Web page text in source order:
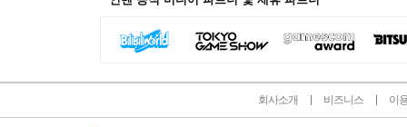
회사소개 비즈니스 이